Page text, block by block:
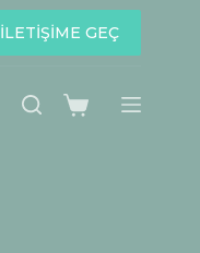
İLETİŞİME GEÇ
Shopping